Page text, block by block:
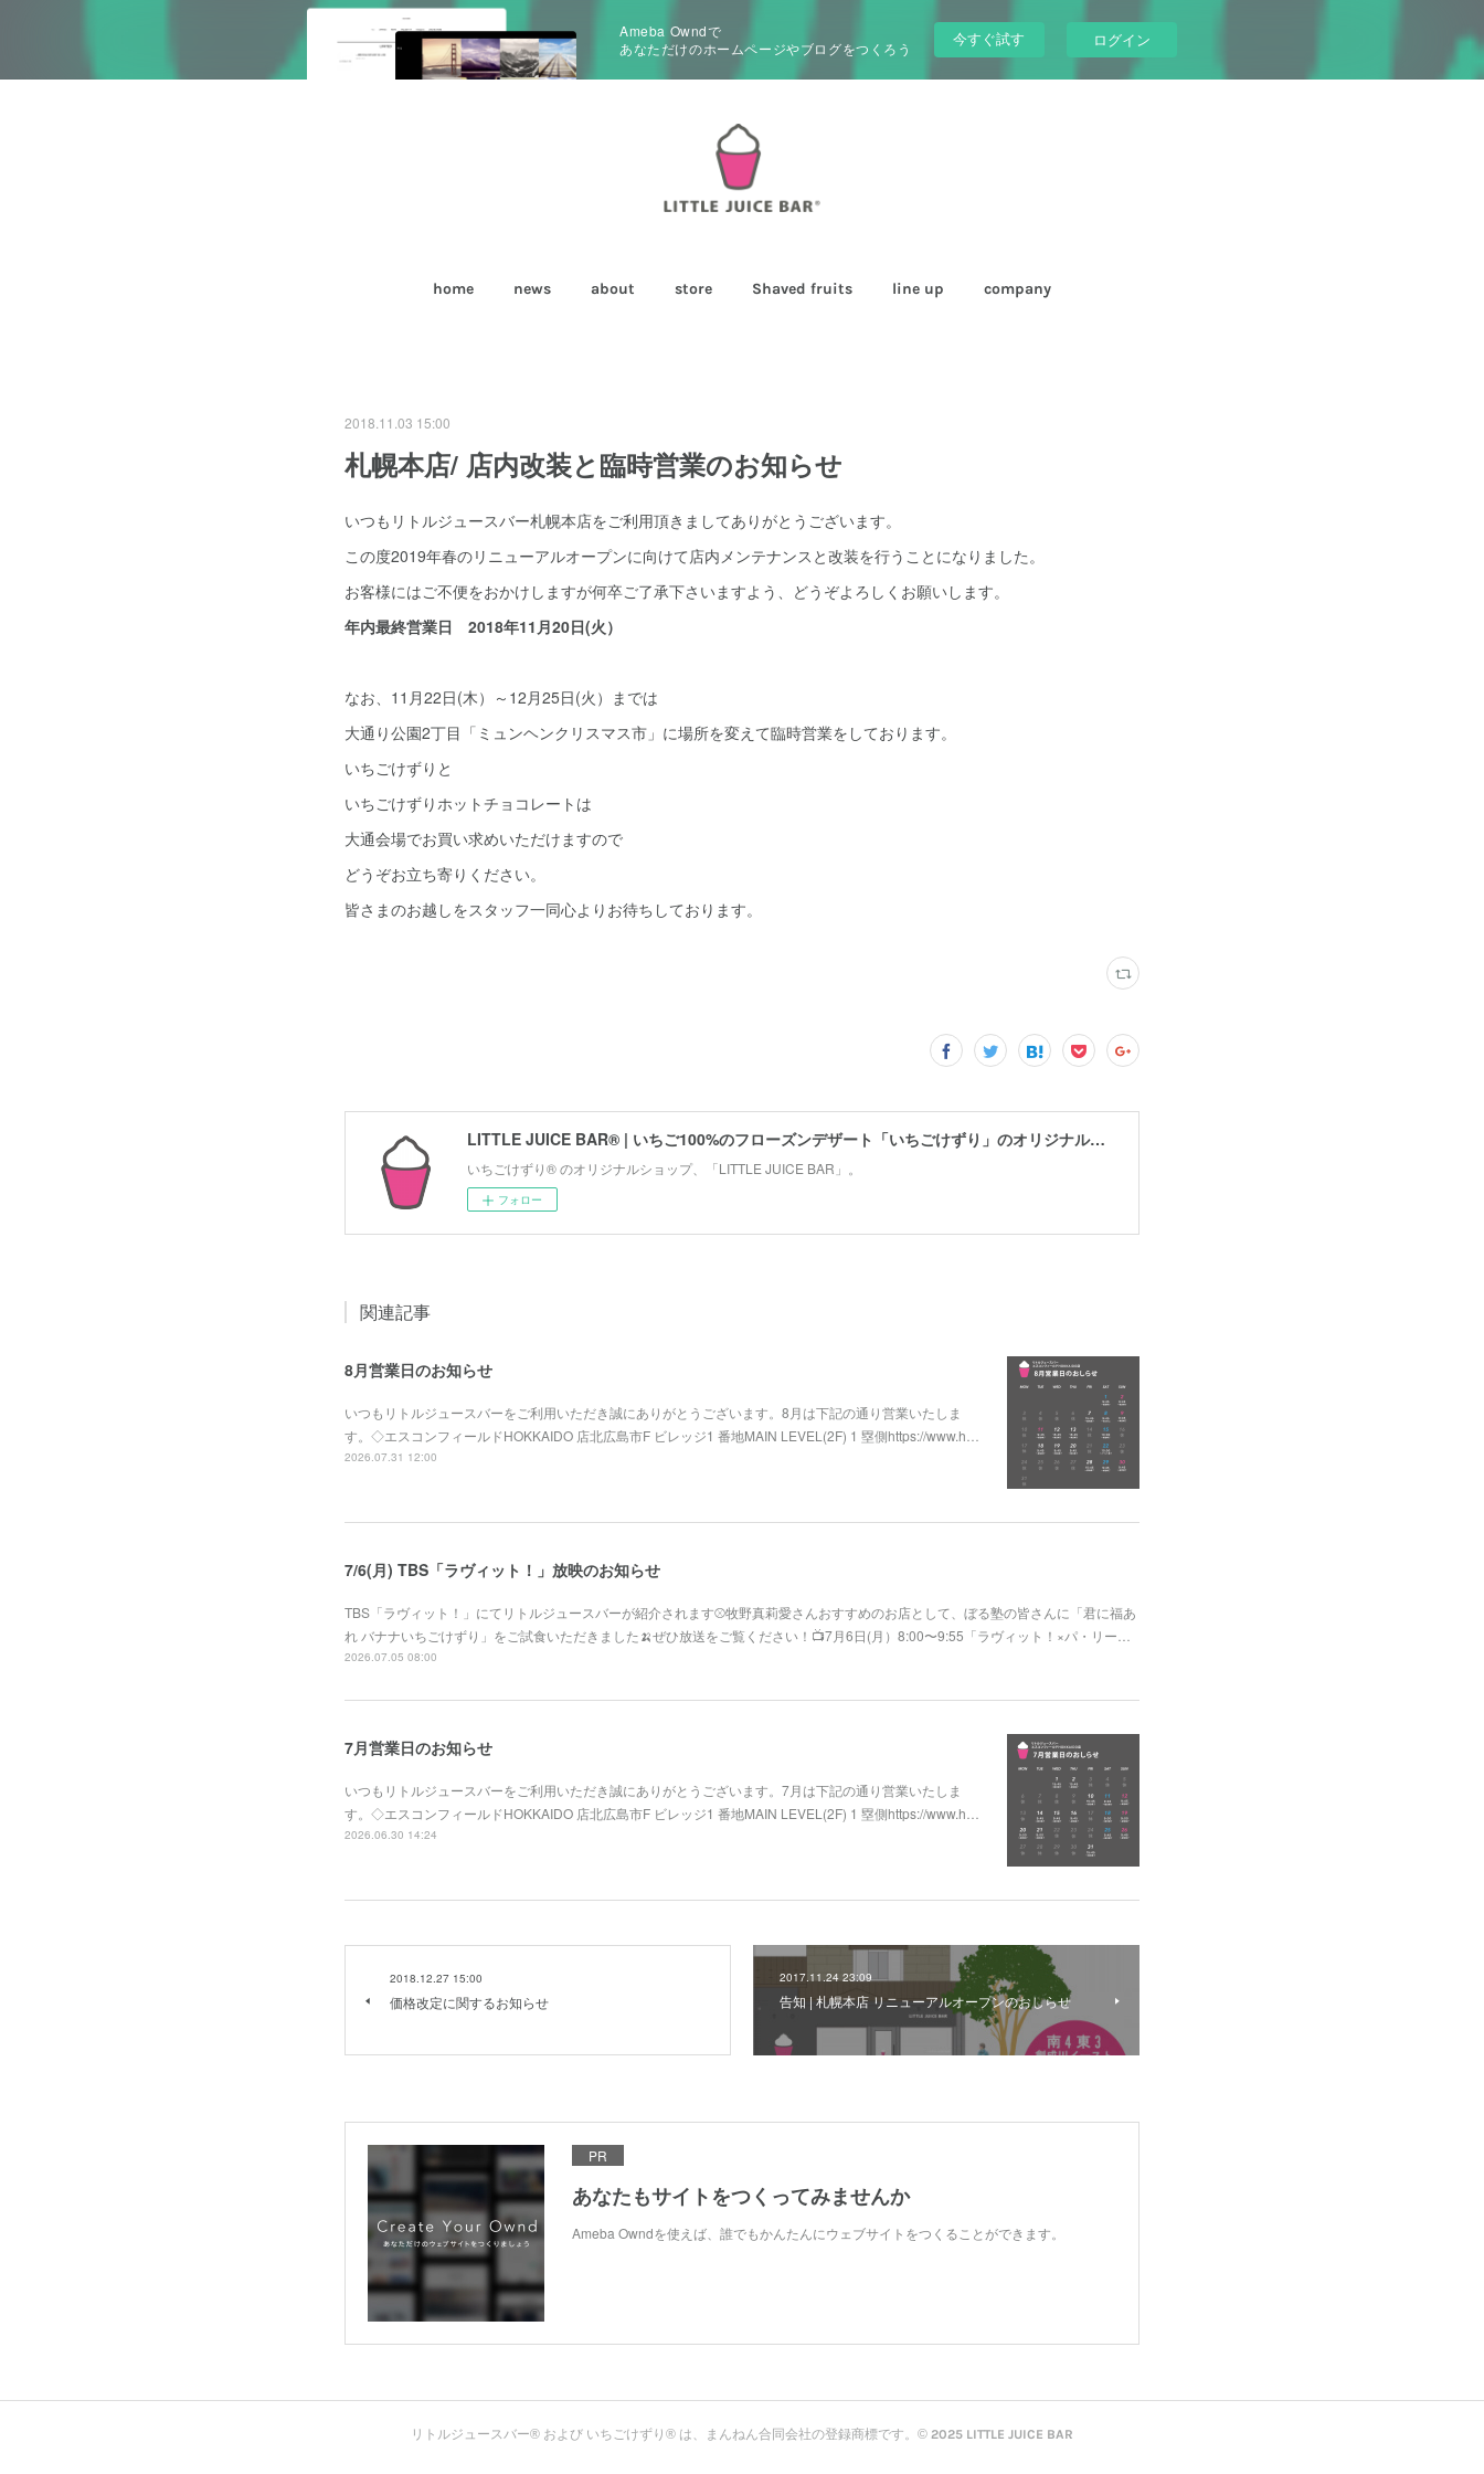
Ameba Owndで
あなただけのホームページやブログをつくろう
今すぐ試す ログイン
home news about store Shaved fruits line up company
2018.11.03 15:00
札幌本店/ 店内改装と臨時営業のお知らせ
いつもリトルジュースバー札幌本店をご利用頂きましてありがとうございます。
この度2019年春のリニューアルオープンに向けて店内メンテナンスと改装を行うことになりました。
お客様にはご不便をおかけしますが何卒ご了承下さいますよう、どうぞよろしくお願いします。
年内最終営業日 2018年11月20日(火）
なお、11月22日(木）～12月25日(火）までは
大通り公園2丁目「ミュンヘンクリスマス市」に場所を変えて臨時営業をしております。
いちごけずりと
いちごけずりホットチョコレートは
大通会場でお買い求めいただけますので
どうぞお立ち寄りください。
皆さまのお越しをスタッフ一同心よりお待ちしております。
LITTLE JUICE BAR® | いちご100%のフローズンデザート「いちごけずり」のオリジナルショップ
いちごけずり® のオリジナルショップ、「LITTLE JUICE BAR」。
フォロー
関連記事
8月営業日のお知らせ
いつもリトルジュースバーをご利用いただき誠にありがとうございます。8月は下記の通り営業いたしま
す。◇エスコンフィールドHOKKAIDO 店北広島市F ビレッジ1 番地MAIN LEVEL(2F) 1 塁側https://www.h…
2026.07.31 12:00
7/6(月) TBS「ラヴィット！」放映のお知らせ
TBS「ラヴィット！」にてリトルジュースバーが紹介されます⚾牧野真莉愛さんおすすめのお店として、ぼる塾の皆さんに「君に福あ
れ バナナいちごけずり」をご試食いただきました🍌ぜひ放送をご覧ください！📺️7月6日(月）8:00〜9:55「ラヴィット！×パ・リー…
2026.07.05 08:00
7月営業日のお知らせ
いつもリトルジュースバーをご利用いただき誠にありがとうございます。7月は下記の通り営業いたしま
す。◇エスコンフィールドHOKKAIDO 店北広島市F ビレッジ1 番地MAIN LEVEL(2F) 1 塁側https://www.h…
2026.06.30 14:24
2018.12.27 15:00
価格改定に関するお知らせ
2017.11.24 23:09
告知 | 札幌本店 リニューアルオープンのおしらせ
PR
あなたもサイトをつくってみませんか
Ameba Owndを使えば、誰でもかんたんにウェブサイトをつくることができます。
リトルジュースバー® および いちごけずり® は、まんねん合同会社の登録商標です。© 2025 LITTLE JUICE BAR